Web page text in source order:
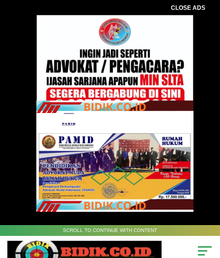
CLOSE ADS
SCROLL TO CONTINUE WITH CONTENT